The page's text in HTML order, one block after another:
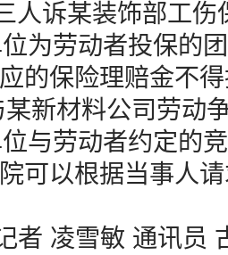
诉某装饰部工伤
劳动者投保的团
的保险理赔金不
新材料公司劳动
劳动者约定的竞
可以根据当事人
凌雪敏 通讯员